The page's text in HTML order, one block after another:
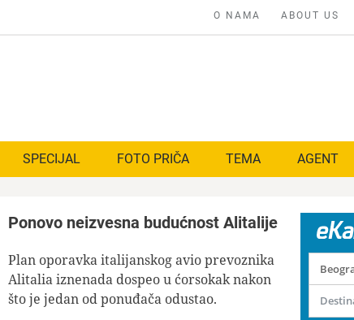
O NAMA ABOUT US
SPECIJAL FOTO PRIČA TEMA AGENT
Ponovo neizvesna budućnost Alitalije
Plan oporavka italijanskog avio prevoznika
Alitalia iznenada dospeo u ćorsokak nakon
što je jedan od ponuđača odustao.